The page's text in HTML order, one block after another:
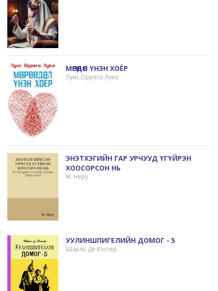
МӨРӨӨДӨЛ ҮНЭН ХОЁР
Луис Оррего Луко
ЭНЭТХЭГИЙН ГАР УРЧУУД ҮГҮЙРЭН
ХООСОРСОН НЬ
Ж. Неру
УУЛИНШПИГЕЛИЙН ДОМОГ - 5
Шарль Де Костер